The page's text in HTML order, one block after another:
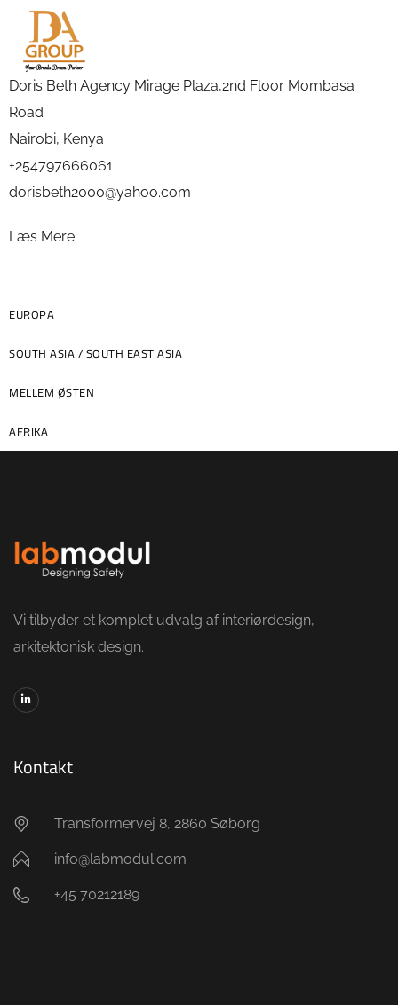
Doris Beth Agency Mirage Plaza,2nd Floor Mombasa
Road
Nairobi, Kenya
+254797666061
dorisbeth2000@yahoo.com
Læs Mere
EUROPA
SOUTH ASIA / SOUTH EAST ASIA
MELLEM ØSTEN
AFRIKA
Vi tilbyder et komplet udvalg af interiørdesign,
arkitektonisk design.
Kontakt
Transformervej 8, 2860 Søborg
info@labmodul.com
+45 70212189